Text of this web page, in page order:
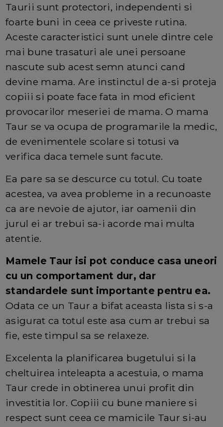
Taurii sunt protectori, independenti si
foarte buni in ceea ce priveste rutina.
Aceste caracteristici sunt unele dintre cele
mai bune trasaturi ale unei persoane
nascute sub acest semn atunci cand
devine mama. Are instinctul de a-si proteja
copiii si poate face fata in mod eficient
provocarilor meseriei de mama. O mama
Taur se va ocupa de programarile la medic,
de evenimentele scolare si totusi va
verifica daca temele sunt facute.
Ea pare sa se descurce cu totul. Cu toate
acestea, va avea probleme in a recunoaste
ca are nevoie de ajutor, iar oamenii din
jurul ei ar trebui sa-i acorde mai multa
atentie.
Mamele Taur isi pot conduce casa uneori
cu un comportament dur, dar
standardele sunt importante pentru ea.
Odata ce un Taur a bifat aceasta lista si s-a
asigurat ca totul este asa cum ar trebui sa
fie, este timpul sa se relaxeze.
Excelenta la planificarea bugetului si la
cheltuirea inteleapta a acestuia, o mama
Taur crede in obtinerea unui profit din
investitia lor. Copiii cu bune maniere si
respect sunt ceea ce mamicile Taur si-au